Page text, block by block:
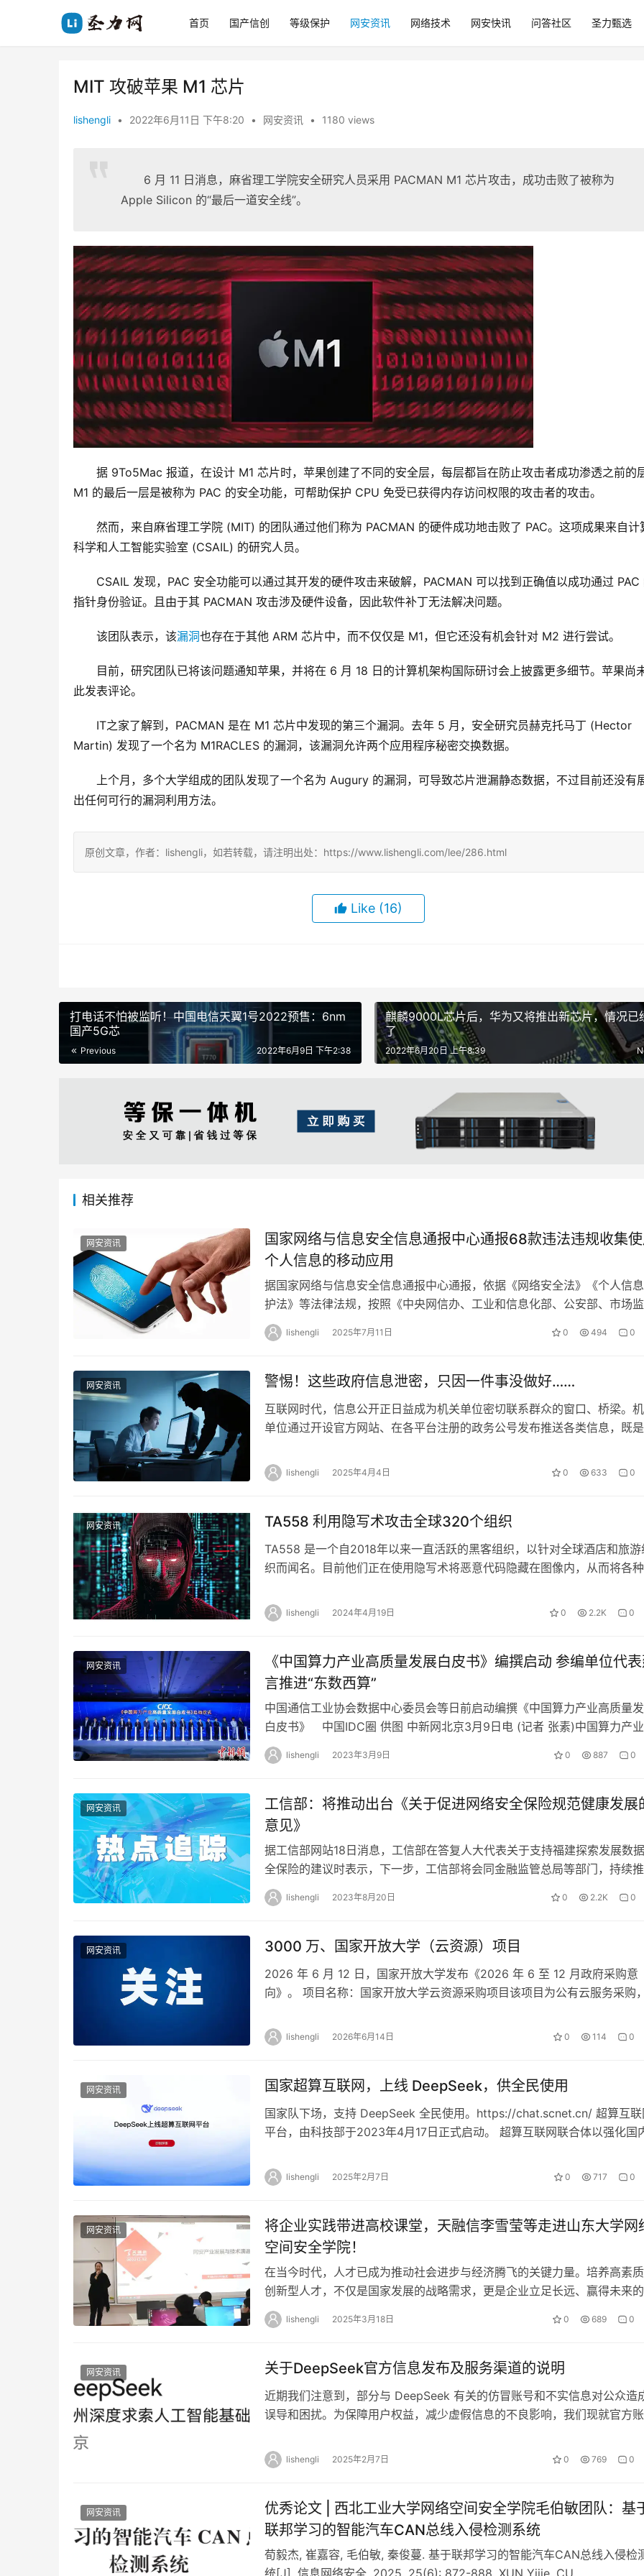
首页 国产信创 等级保护 网安资讯 网络技术 网安快讯 问答社区 圣力甄选
MIT 攻破苹果 M1 芯片
lishengli • 2022年6月11日 下午8:20 • 网安资讯 • 1180 views
6 月 11 日消息，麻省理工学院安全研究人员采用 PACMAN M1 芯片攻击，成功击败了被称为
Apple Silicon 的“最后一道安全线”。
据 9To5Mac 报道，在设计 M1 芯片时，苹果创建了不同的安全层，每层都旨在防止攻击者成功渗透之前的层
M1 的最后一层是被称为 PAC 的安全功能，可帮助保护 CPU 免受已获得内存访问权限的攻击者的攻击。
然而，来自麻省理工学院 (MIT) 的团队通过他们称为 PACMAN 的硬件成功地击败了 PAC。这项成果来自计
科学和人工智能实验室 (CSAIL) 的研究人员。
CSAIL 发现，PAC 安全功能可以通过其开发的硬件攻击来破解，PACMAN 可以找到正确值以成功通过 PAC
指针身份验证。且由于其 PACMAN 攻击涉及硬件设备，因此软件补丁无法解决问题。
该团队表示，该漏洞也存在于其他 ARM 芯片中，而不仅仅是 M1，但它还没有机会针对 M2 进行尝试。
目前，研究团队已将该问题通知苹果，并将在 6 月 18 日的计算机架构国际研讨会上披露更多细节。苹果尚
此发表评论。
IT之家了解到，PACMAN 是在 M1 芯片中发现的第三个漏洞。去年 5 月，安全研究员赫克托马丁 (Hector
Martin) 发现了一个名为 M1RACLES 的漏洞，该漏洞允许两个应用程序秘密交换数据。
上个月，多个大学组成的团队发现了一个名为 Augury 的漏洞，可导致芯片泄漏静态数据，不过目前还没有
出任何可行的漏洞利用方法。
原创文章，作者：lishengli，如若转载，请注明出处：https://www.lishengli.com/lee/286.html
Like (16)
打电话不怕被监听！中国电信天翼1号2022预售：6nm
国产5G芯
Previous 2022年6月9日 下午2:38
麒麟9000L芯片后，华为又将推出新芯片，情况已
了
2022年6月20日 上午8:39
相关推荐
网安资讯
国家网络与信息安全信息通报中心通报68款违法违规收集使
个人信息的移动应用
据国家网络与信息安全信息通报中心通报，依据《网络安全法》《个人信
护法》等法律法规，按照《中央网信办、工业和信息化部、公安部、市场监
总局关于开展2025年个人信息保护系列专项行…
lishengli 2025年7月11日 0 494 0
网安资讯 警惕！这些政府信息泄密，只因一件事没做好……
互联网时代，信息公开正日益成为机关单位密切联系群众的窗口、桥梁。
单位通过开设官方网站、在各平台注册的政务公号发布推送各类信息，既是
lishengli 2025年4月4日 0 633 0
网安资讯 TA558 利用隐写术攻击全球320个组织
TA558 是一个自2018年以来一直活跃的黑客组织，以针对全球酒店和旅游
织而闻名。目前他们正在使用隐写术将恶意代码隐藏在图像内，从而将各种
lishengli 2024年4月19日 0 2.2K 0
网安资讯
《中国算力产业高质量发展白皮书》编撰启动 参编单位代
言推进“东数西算”
中国通信工业协会数据中心委员会等日前启动编撰《中国算力产业高质量
白皮书》 中国IDC圈 供图 中新网北京3月9日电 (记者 张素)中国算力产业
展现状如何？如何走出一条具有中国…
lishengli 2023年3月9日 0 887 0
网安资讯
工信部：将推动出台《关于促进网络安全保险规范健康发展
意见》
据工信部网站18日消息，工信部在答复人大代表关于支持福建探索发展数
全保险的建议时表示，下一步，工信部将会同金融监管总局等部门，持续推
网络和数据安全保险发展。 一是加强网络和数…
lishengli 2023年8月20日 0 2.2K 0
网安资讯 3000 万、国家开放大学（云资源）项目
2026 年 6 月 12 日，国家开放大学发布《2026 年 6 至 12 月政府采购意
向》。 项目名称：国家开放大学云资源采购项目该项目为公有云服务采购
lishengli 2026年6月14日 0 114 0
网安资讯 国家超算互联网，上线 DeepSeek，供全民使用
国家队下场，支持 DeepSeek 全民使用。https://chat.scnet.cn/ 超算互联
平台，由科技部于2023年4月17日正式启动。 超算互联网联合体以强化国
lishengli 2025年2月7日 0 717 0
网安资讯
将企业实践带进高校课堂，天融信李雪莹等走进山东大学网
空间安全学院！
在当今时代，人才已成为推动社会进步与经济腾飞的关键力量。培养高素质
创新型人才，不仅是国家发展的战略需求，更是企业立足长远、赢得未来的
本保障。天融信始终将人才培养置于核心战略位置…
lishengli 2025年3月18日 0 689 0
网安资讯 关于DeepSeek官方信息发布及服务渠道的说明
近期我们注意到，部分与 DeepSeek 有关的仿冒账号和不实信息对公众造
误导和困扰。为保障用户权益，减少虚假信息的不良影响，我们现就官方账
lishengli 2025年2月7日 0 769 0
网安资讯
优秀论文 | 西北工业大学网络空间安全学院毛伯敏团队：基
联邦学习的智能汽车CAN总线入侵检测系统
荀毅杰, 崔嘉容, 毛伯敏, 秦俊蔓. 基于联邦学习的智能汽车CAN总线入侵检
统[J]. 信息网络安全, 2025, 25(6): 872-888. XUN Yijie, CU…